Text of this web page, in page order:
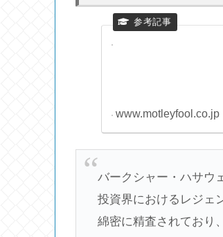
www.motleyfool.co.jp
バークシャー・ハサウ
投資界におけるレジェ
綿密に精査されており